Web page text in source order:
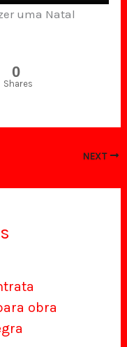
uma Natal
0
Shares
NEXT
obra